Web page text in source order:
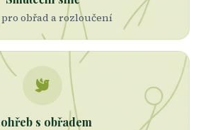
obřad a rozloučení
s obřadem